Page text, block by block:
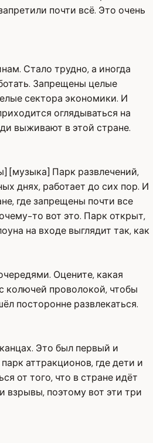
почти всё. Это очень
Стало трудно, а иногда
Запрещены целые
сектора экономики. И
оглядываться на
выживают в этой стране.
[музыка] Парк развлечений,
днях, работает до сих пор. И
где запрещены почти все
то вот это. Парк открыт,
на входе выглядит так, как
Оцените, какая
колючей проволокой, чтобы
посторонне развлекаться.
Это был первый и
аттракционов, где дети и
от того, что в стране идёт
взрывы, поэтому вот эти три